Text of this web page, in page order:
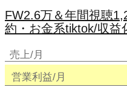
FW2.6万＆年間視聴
約・お金系tiktok/収益
売上/月
営業利益/月